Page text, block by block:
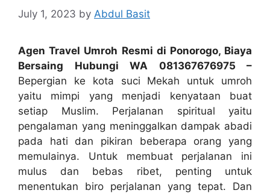
July 1, 2023 by Abdul Basit
Agen Travel Umroh Resmi di Ponorogo, Biaya
Bersaing Hubungi WA 081367676975 –
Bepergian ke kota suci Mekah untuk umroh
yaitu mimpi yang menjadi kenyataan buat
setiap Muslim. Perjalanan spiritual yaitu
pengalaman yang meninggalkan dampak abadi
pada hati dan pikiran beberapa orang yang
memulainya. Untuk membuat perjalanan ini
mulus dan bebas ribet, penting untuk
menentukan biro perjalanan yang tepat. Dan